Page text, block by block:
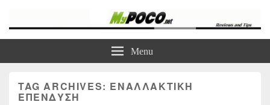
Τα καλύτερα Reviews , Συγκρίσεις , VPN , Webhosting
Menu
TAG ARCHIVES: ΕΝΑΛΛΑΚΤΙΚΉ
ΕΠΈΝΔΥΣΗ